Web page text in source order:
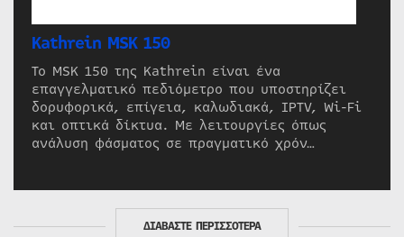
Kathrein MSK 150
Το MSK 150 της Kathrein είναι ένα
επαγγελματικό πεδιόμετρο που υποστηρίζει
δορυφορικά, επίγεια, καλωδιακά, IPTV, Wi-Fi
και οπτικά δίκτυα. Με λειτουργίες όπως
ανάλυση φάσματος σε πραγματικό χρόν…
ΔΙΑΒΑΣΤΕ ΠΕΡΙΣΣΟΤΕΡΑ